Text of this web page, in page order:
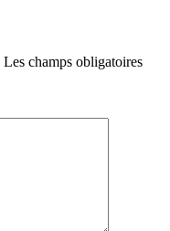
Les champs obligatoires